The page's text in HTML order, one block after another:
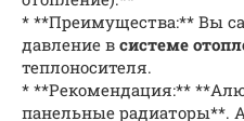
* **Преимущества:** Вы
давление в системе
теплоносителя.
* **Рекомендация:**
панельные радиаторы**.